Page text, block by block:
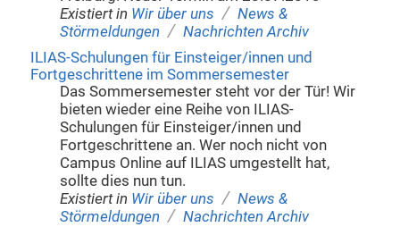
Existiert in Wir über uns / News &
Störmeldungen / Nachrichten Archiv
ILIAS-Schulungen für Einsteiger/innen und
Fortgeschrittene im Sommersemester
Das Sommersemester steht vor der Tür! Wir
bieten wieder eine Reihe von ILIAS-
Schulungen für Einsteiger/innen und
Fortgeschrittene an. Wer noch nicht von
Campus Online auf ILIAS umgestellt hat,
sollte dies nun tun.
Existiert in Wir über uns / News &
Störmeldungen / Nachrichten Archiv